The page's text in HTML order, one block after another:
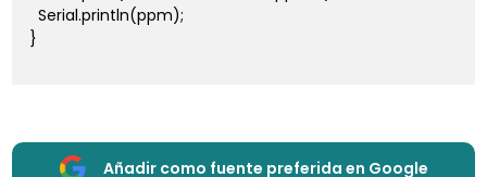
  Serial.println(ppm);
}
Añadir como fuente preferida en Google